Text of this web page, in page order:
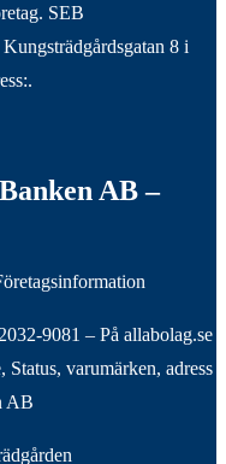
SEB
8 i
AB –
9081 – På allabolag.se
varumärken, adress
AB